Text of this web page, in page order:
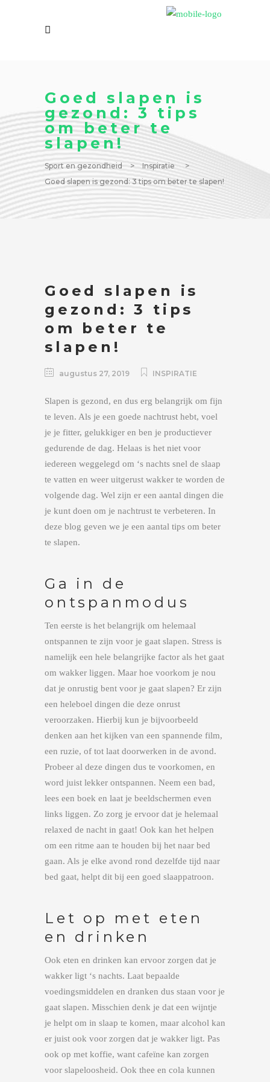
Goed slapen is
gezond: 3 tips
om beter te
slapen!
Sport en gezondheid > Inspiratie
>
Goed slapen is gezond: 3 tips om beter te slapen!
Goed slapen is
gezond: 3 tips
om beter te
slapen!
augustus 27, 2019 INSPIRATIE
Slapen is gezond, en dus erg belangrijk om fijn
te leven. Als je een goede nachtrust hebt, voel
je je fitter, gelukkiger en ben je productiever
gedurende de dag. Helaas is het niet voor
iedereen weggelegd om ‘s nachts snel de slaap
te vatten en weer uitgerust wakker te worden de
volgende dag. Wel zijn er een aantal dingen die
je kunt doen om je nachtrust te verbeteren. In
deze blog geven we je een aantal tips om beter
te slapen.
Ga in de
ontspanmodus
Ten eerste is het belangrijk om helemaal
ontspannen te zijn voor je gaat slapen. Stress is
namelijk een hele belangrijke factor als het gaat
om wakker liggen. Maar hoe voorkom je nou
dat je onrustig bent voor je gaat slapen? Er zijn
een heleboel dingen die deze onrust
veroorzaken. Hierbij kun je bijvoorbeeld
denken aan het kijken van een spannende film,
een ruzie, of tot laat doorwerken in de avond.
Probeer al deze dingen dus te voorkomen, en
word juist lekker ontspannen. Neem een bad,
lees een boek en laat je beeldschermen even
links liggen. Zo zorg je ervoor dat je helemaal
relaxed de nacht in gaat! Ook kan het helpen
om een ritme aan te houden bij het naar bed
gaan. Als je elke avond rond dezelfde tijd naar
bed gaat, helpt dit bij een goed slaappatroon.
Let op met eten
en drinken
Ook eten en drinken kan ervoor zorgen dat je
wakker ligt ‘s nachts. Laat bepaalde
voedingsmiddelen en dranken dus staan voor je
gaat slapen. Misschien denk je dat een wijntje
je helpt om in slaap te komen, maar alcohol kan
er juist ook voor zorgen dat je wakker ligt. Pas
ook op met koffie, want cafeïne kan zorgen
voor slapeloosheid. Ook thee en cola kunnen